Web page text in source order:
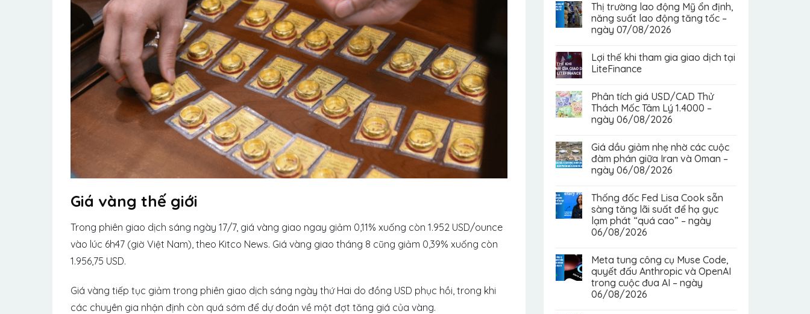
Giá vàng thế giới
Trong phiên giao dịch sáng ngày 17/7, giá vàng giao ngay giảm 0,11% xuống còn 1.952 USD/ounce
vào lúc 6h47 (giờ Việt Nam), theo Kitco News. Giá vàng giao tháng 8 cũng giảm 0,39% xuống còn
1.956,75 USD.
Giá vàng tiếp tục giảm trong phiên giao dịch sáng ngày thứ Hai do đồng USD phục hồi, trong khi
các chuyên gia nhận định còn quá sớm để dự đoán về một đợt tăng giá của vàng.
Thị trường lao động Mỹ ổn định,
năng suất lao động tăng tốc –
ngày 07/08/2026
Lợi thế khi tham gia giao dịch tại
LiteFinance
Phân tích giá USD/CAD Thử
Thách Mốc Tâm Lý 1.4000 –
ngày 06/08/2026
Giá dầu giảm nhẹ nhờ các cuộc
đàm phán giữa Iran và Oman –
ngày 06/08/2026
Thống đốc Fed Lisa Cook sẵn
sàng tăng lãi suất để hạ gục
lạm phát “quá cao” – ngày
06/08/2026
Meta tung công cụ Muse Code,
quyết đấu Anthropic và OpenAI
trong cuộc đua AI – ngày
06/08/2026